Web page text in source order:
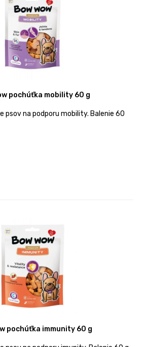
pochúťka mobility 60 g
psov na podporu mobility. Balenie 60
pochúťka immunity 60 g